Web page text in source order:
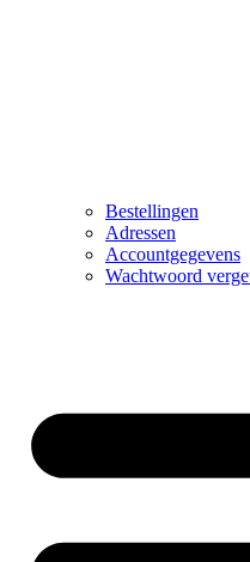
Bestellingen
Adressen
Accountgegevens
Wachtwoord